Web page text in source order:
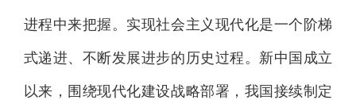
进程中来把握。实现社会主义现代化是一个阶梯
式递进、不断发展进步的历史过程。新中国成立
以来，围绕现代化建设战略部署，我国接续制定